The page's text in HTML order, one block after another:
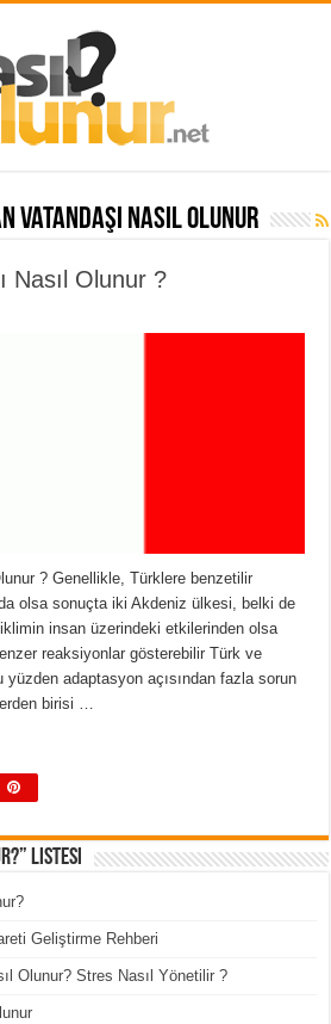
vatandaşı nasıl olunur
Nasıl Olunur ?
? Genellikle, Türklere benzetilir
olsa sonuçta iki Akdeniz ülkesi, belki de
iklimin insan üzerindeki etkilerinden olsa
reaksiyonlar gösterebilir Türk ve
yüzden adaptasyon açısından fazla sorun
birisi …
Listesi
Geliştirme Rehberi
Olunur? Stres Nasıl Yönetilir ?